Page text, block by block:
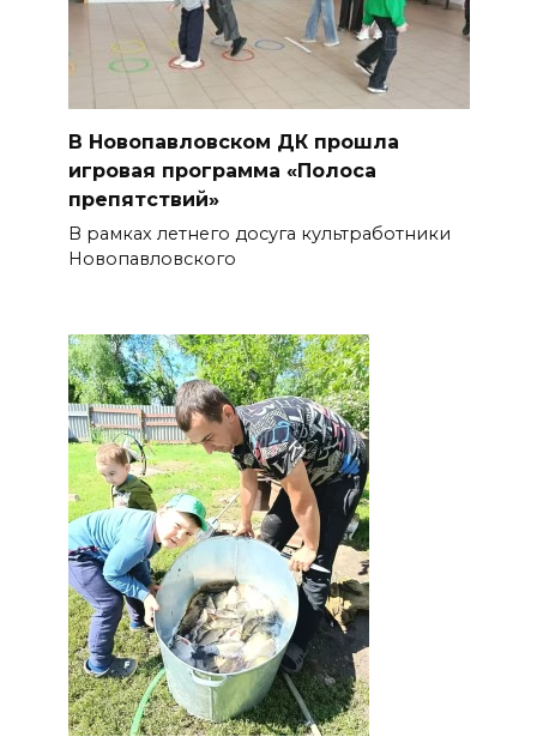
В Новопавловском ДК прошла
игровая программа «Полоса
препятствий»
В рамках летнего досуга культработники
Новопавловского